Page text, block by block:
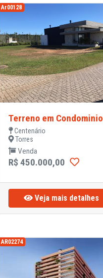
Ar00128
Terreno em Condominio
Centenário
Torres
Venda
R$ 450.000,00
Veja mais detalhes
AR02274